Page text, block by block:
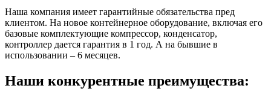
Наша компания имеет гарантийные обязательства пред
клиентом. На новое контейнерное оборудование, включая его
базовые комплектующие компрессор, конденсатор,
контроллер дается гарантия в 1 год. А на бывшие в
использовании – 6 месяцев.
Наши конкурентные преимущества: